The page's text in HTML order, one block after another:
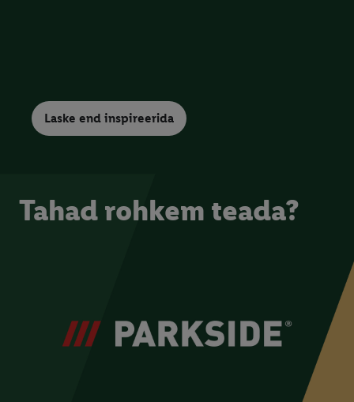
Laske end inspireerida
Tahad rohkem teada?